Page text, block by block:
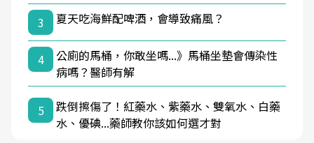
3
夏天吃海鮮配啤酒，會導致痛風？
4
公廁的馬桶，你敢坐嗎...》馬桶坐墊會傳染性
病嗎？醫師有解
5
跌倒擦傷了！紅藥水、紫藥水、雙氧水、白藥
水、優碘...藥師教你該如何選才對